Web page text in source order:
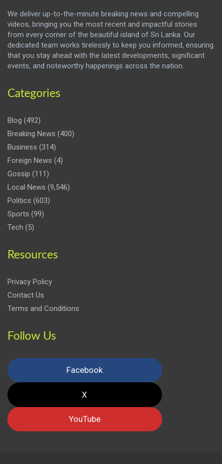
We deliver up-to-the-minute breaking news and compelling
videos, bringing you the most recent and impactful stories
from every corner of the beautiful island of Sri Lanka. Our
dedicated team works tirelessly to keep you informed, ensuring
that you stay ahead with the latest developments, significant
events, and noteworthy happenings across the nation.
Categories
Blog (492)
Breaking News (400)
Business (314)
Foreign News (4)
Gossip (111)
Local News (9,546)
Politics (603)
Sports (99)
Tech (5)
Resources
Privacy Policy
Contact Us
Terms and Conditions
Follow Us
Facebook
X
YouTube